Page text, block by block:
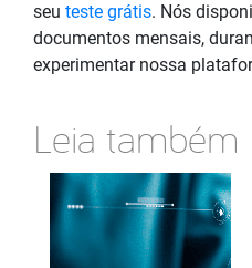
seu teste grátis. Nós
documentos mensais,
experimentar nossa
Leia também